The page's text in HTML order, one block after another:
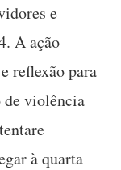
e
A ação
reflexão para
violência
à quarta